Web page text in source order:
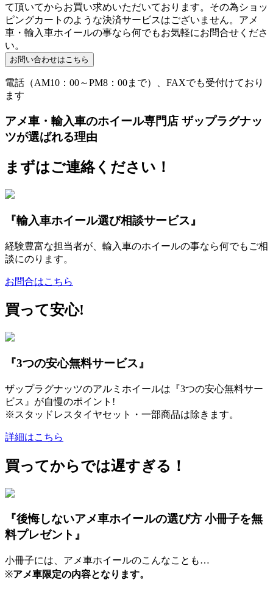
て頂いてからお買い求めいただいております。その為ショッ
ピングカートのような決済サービスはございません。アメ
車・輸入車ホイールの事なら何でもお気軽にお問合せくださ
い。
電話（AM10：00～PM8：00まで）、FAXでも受付けており
ます
アメ車・輸入車のホイール専門店 ザップラグナッ
ツが選ばれる理由
まずはご連絡ください！
『輸入車ホイール選び相談サービス』
経験豊富な担当者が、輸入車のホイールの事なら何でもご相
談にのります。
お問合はこちら
買って安心!
『3つの安心無料サービス』
ザップラグナッツのアルミホイールは『3つの安心無料サー
ビス』が自慢のポイント!
※スタッドレスタイヤセット・一部商品は除きます。
詳細はこちら
買ってからでは遅すぎる！
『後悔しないアメ車ホイールの選び方 小冊子を無
料プレゼント』
小冊子には、アメ車ホイールのこんなことも…
※アメ車限定の内容となります。